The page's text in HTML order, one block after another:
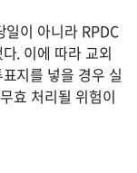
이 아니라 RPDC
. 이에 따라 교외
지를 넣을 경우 실
효 처리될 위험이